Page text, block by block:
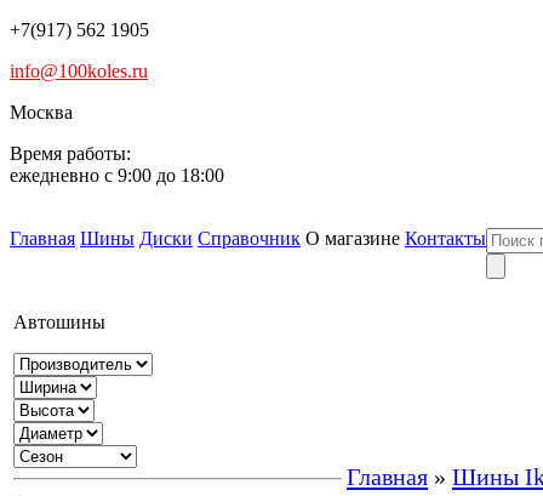
+7(917) 562 1905
info@100koles.ru
Москва
Время работы:
ежедневно с 9:00 до 18:00
Главная Шины Диски Справочник О магазине Контакты
Автошины
Главная » Шины